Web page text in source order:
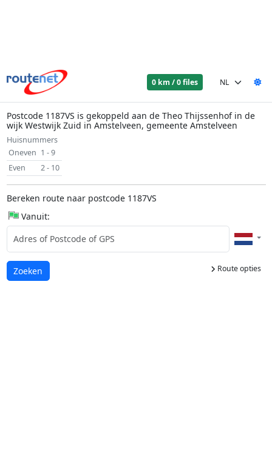
0 km / 0 files
Postcode 1187VS is gekoppeld aan de Theo Thijssenhof in de
wijk Westwijk Zuid in Amstelveen, gemeente Amstelveen
Huisnummers
Oneven 1 - 9
Even
2 - 10
Bereken route naar postcode 1187VS
Vanuit:
Route opties
Laden...
Zoeken